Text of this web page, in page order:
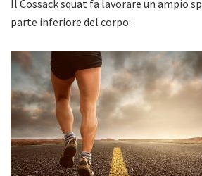
Il Cossack squat fa lavorare un ampio
parte inferiore del corpo: